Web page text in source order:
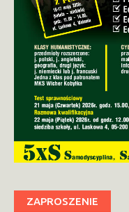
ZAPROSZENIE